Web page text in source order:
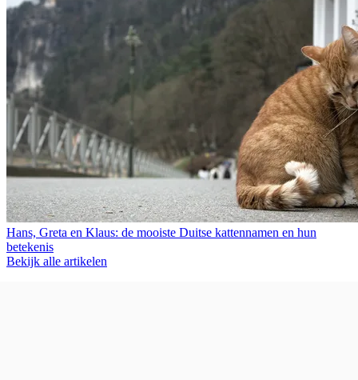
Hans, Greta en Klaus: de mooiste Duitse kattennamen en hun
betekenis
Bekijk alle artikelen